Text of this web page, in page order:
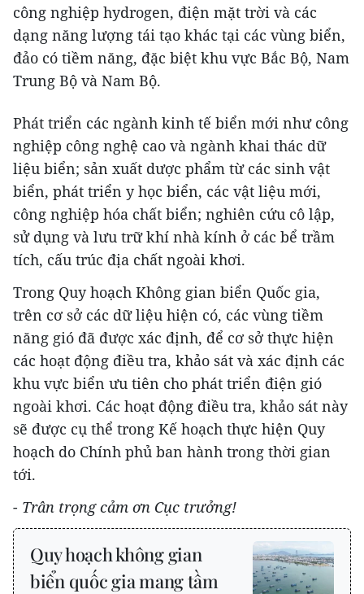
công nghiệp hydrogen, điện mặt trời và các
dạng năng lượng tái tạo khác tại các vùng biển,
đảo có tiềm năng, đặc biệt khu vực Bắc Bộ, Nam
Trung Bộ và Nam Bộ.
Phát triển các ngành kinh tế biển mới như công
nghiệp công nghệ cao và ngành khai thác dữ
liệu biển; sản xuất dược phẩm từ các sinh vật
biển, phát triển y học biển, các vật liệu mới,
công nghiệp hóa chất biển; nghiên cứu cô lập,
sử dụng và lưu trữ khí nhà kính ở các bể trầm
tích, cấu trúc địa chất ngoài khơi.
Trong Quy hoạch Không gian biển Quốc gia,
trên cơ sở các dữ liệu hiện có, các vùng tiềm
năng gió đã được xác định, để cơ sở thực hiện
các hoạt động điều tra, khảo sát và xác định các
khu vực biển ưu tiên cho phát triển điện gió
ngoài khơi. Các hoạt động điều tra, khảo sát này
sẽ được cụ thể trong Kế hoạch thực hiện Quy
hoạch do Chính phủ ban hành trong thời gian
tới.
- Trân trọng cảm ơn Cục trưởng!
Quy hoạch không gian
biển quốc gia mang tầm